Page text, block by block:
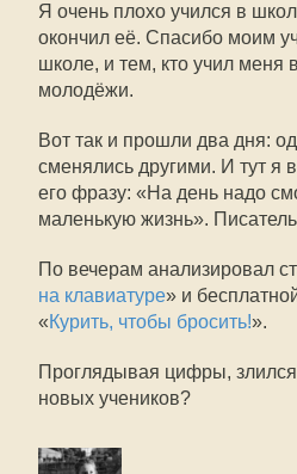
Я очень плохо учился в
окончил её. Спасибо моим
школе, и тем, кто учил меня
молодёжи.
Вот так и прошли два дня:
сменялись другими. И тут я
его фразу: «На день надо
маленькую жизнь».
По вечерам анализировал
на клавиатуре» и
«Курить, чтобы бросить!».
Проглядывая цифры,
новых учеников?